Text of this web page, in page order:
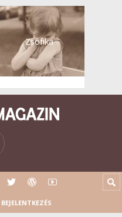
Zsófika
BEJELENTKEZÉS